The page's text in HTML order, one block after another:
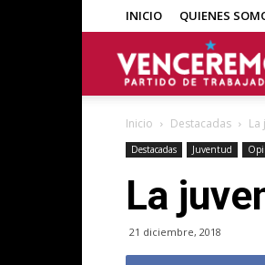
INICIO QUIENES
Inicio Destacadas La
Destacadas Juventud
La
21 diciembre, 2018